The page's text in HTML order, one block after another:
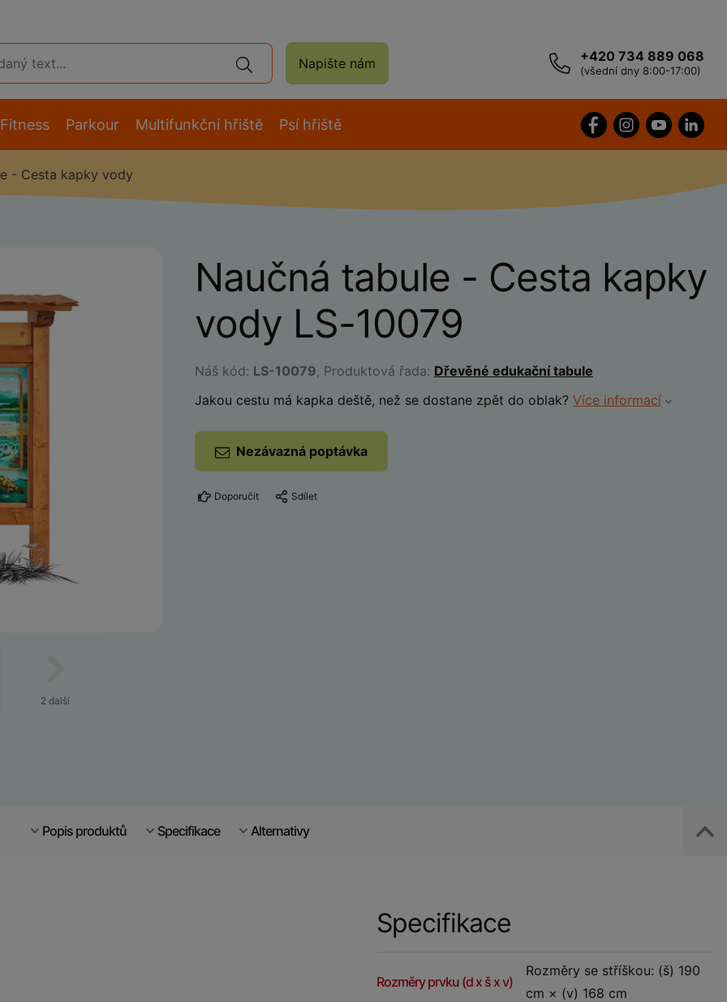
Napište nám +420 734 889 068
(všední dny 8:00-17:00)
Fitness Parkour Multifunkční hřiště Psí hřiště
- Cesta kapky vody
2 další
Naučná tabule - Cesta kapky
vody LS-10079
Náš kód: LS-10079, Produktová řada: Dřevěné edukační tabule
Jakou cestu má kapka deště, než se dostane zpět do oblak? Více informací
Nezávazná poptávka
Doporučit Sdílet
Popis produktů Specifikace Alternativy
Specifikace
Rozměry prvku (d x š x v)
Rozměry se stříškou: (š) 190
cm × (v) 168 cm